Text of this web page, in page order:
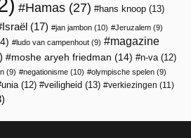
Hamas (27) hans knoop (13)
Israël (17) jan jambon (10) Jeruzalem (9)
ludo van campenhout (9)
magazine
moshe aryeh friedman (14) n-va (12)
(9) negationisme (10) olympische spelen (9)
unia (12) veiligheid (13) verkiezingen (11)